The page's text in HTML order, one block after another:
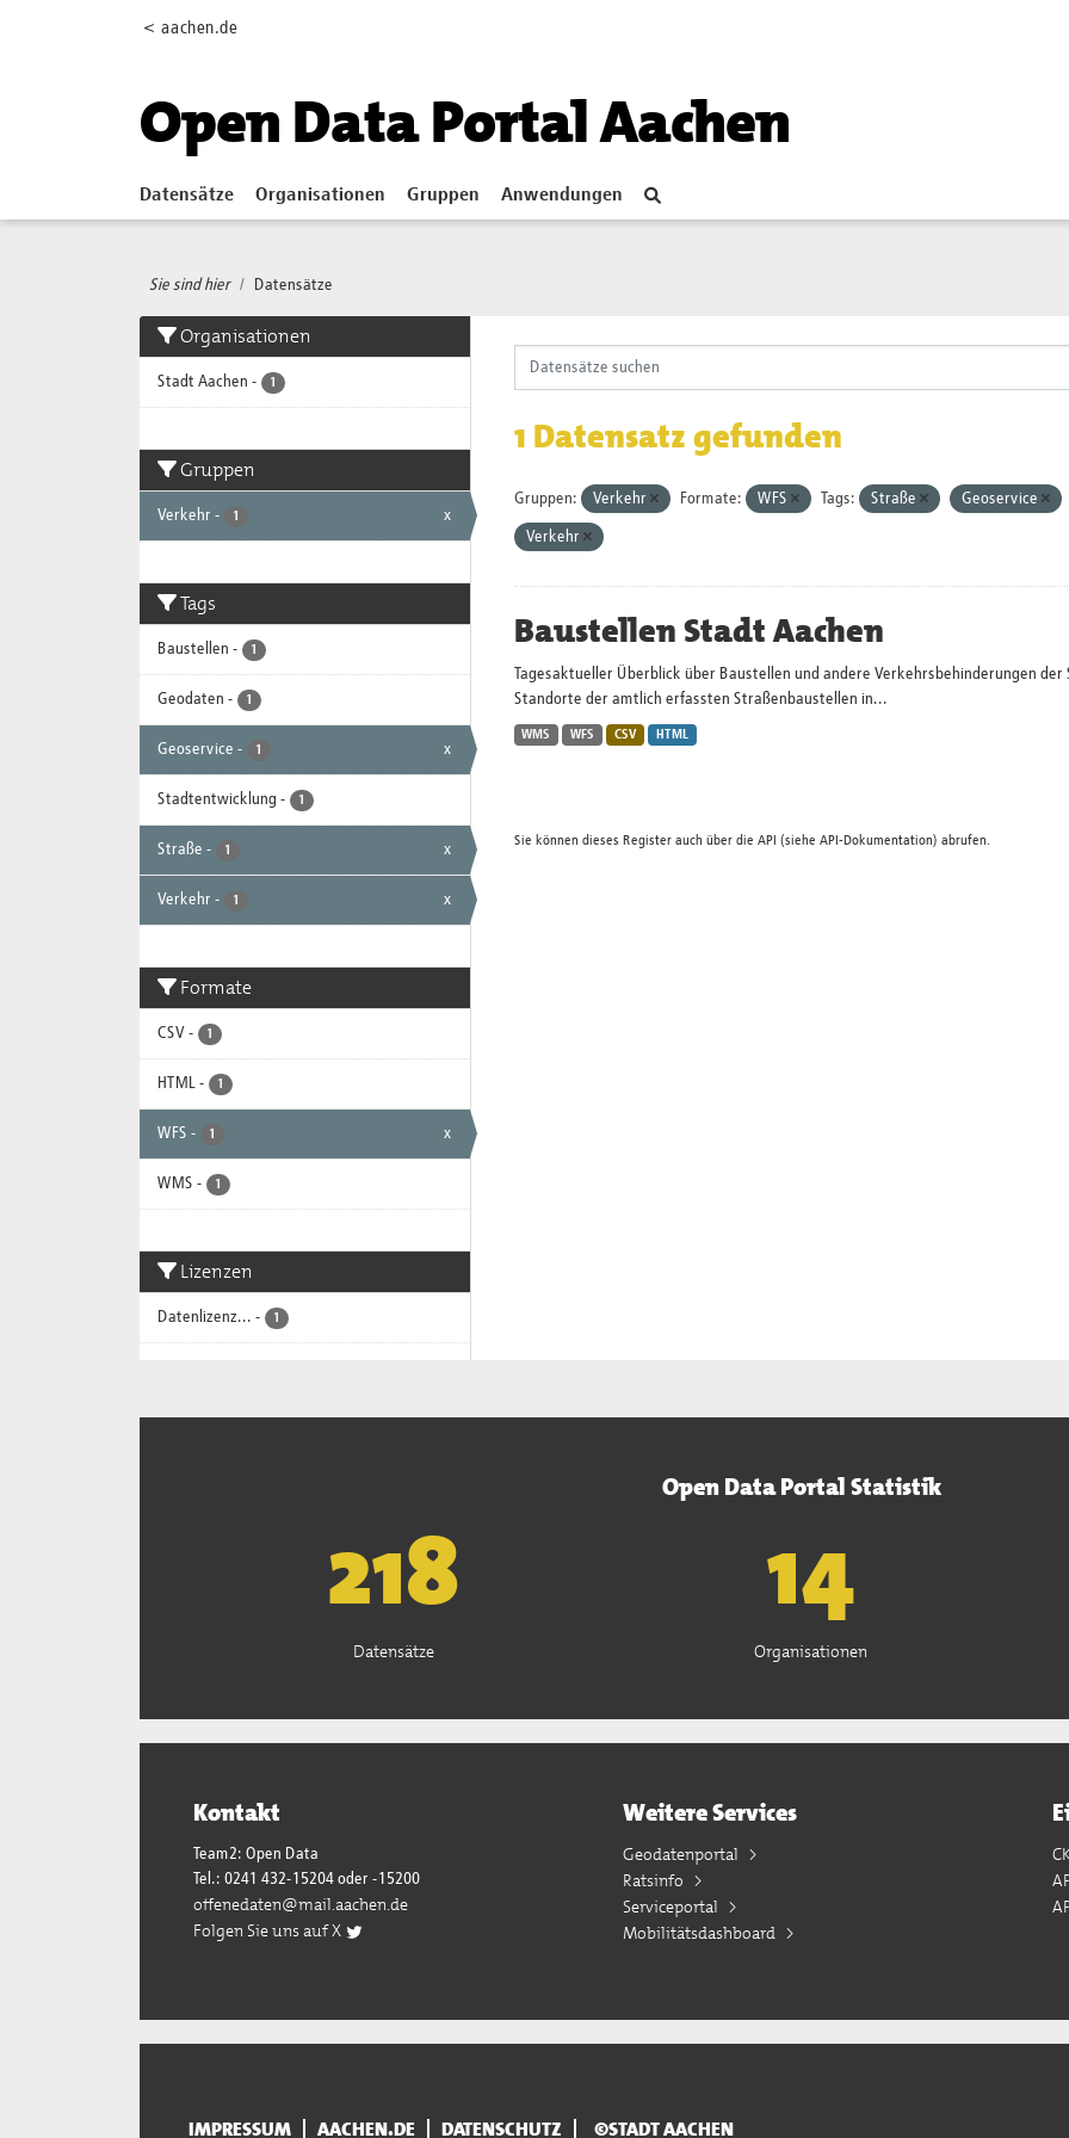
< aachen.de
Open Data Portal Aachen
Datensätze Organisationen Gruppen Anwendungen
Sie sind hier Datensätze
Organisationen
Stadt Aachen - 1
Gruppen
Verkehr - 1 x
Tags
Baustellen - 1
Geodaten - 1
Geoservice - 1 x
Stadtentwicklung - 1
Straße - 1 x
Verkehr - 1 x
Formate
CSV - 1
HTML - 1
WFS - 1 x
WMS - 1
Lizenzen
Datenlizenz... - 1
1 Datensatz gefunden
Gruppen: Verkehr Formate: WFS Tags: Straße Geoservice
Verkehr
Baustellen Stadt Aachen
Tagesaktueller Überblick über Baustellen und andere Verkehrsbehinderungen
Standorte der amtlich erfassten Straßenbaustellen in...
WMS WFS CSV HTML
Sie können dieses Register auch über die API (siehe API-Dokumentation) abrufen.
Open Data Portal Statistik
221
Datensätze
15
Organisationen
Kontakt
Team2: Open Data
Tel.: 0241 432-15204 oder -15200
offenedaten@mail.aachen.de
Folgen Sie uns auf X
Weitere Services
Geodatenportal
Ratsinfo
Serviceportal
Mobilitätsdashboard
IMPRESSUM AACHEN.DE DATENSCHUTZ ©STADT AACHEN